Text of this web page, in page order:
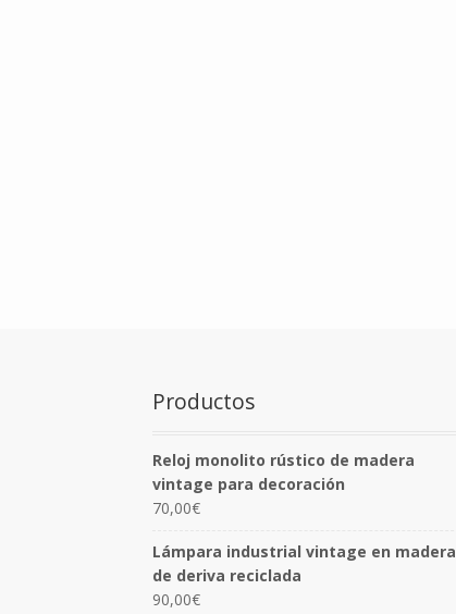
Productos
Reloj monolito rústico de madera
vintage para decoración
70,00€
Lámpara industrial vintage en madera
de deriva reciclada
90,00€